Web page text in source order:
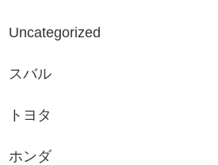
Uncategorized
スバル
トヨタ
ホンダ